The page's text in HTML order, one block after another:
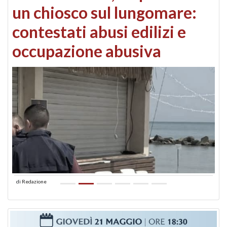
un chiosco sul lungomare:
contestati abusi edilizi e
occupazione abusiva
di Redazione